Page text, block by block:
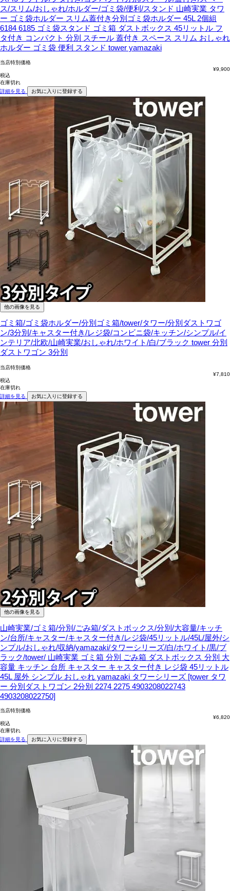
ス/スリム/おしゃれ/ホルダー/ゴミ袋/便利/スタンド 山崎実業 タワ
ー ゴミ袋ホルダー スリム蓋付き分別ゴミ袋ホルダー 45L 2個組
6184 6185 ゴミ袋スタンド ゴミ箱 ダストボックス 45リットル フ
タ付き コンパクト 分別 スチール 蓋付き スペース スリム おしゃれ
ホルダー ゴミ袋 便利 スタンド tower yamazaki
当店特別価格
¥9,900
税込
在庫切れ
詳細を見る
お気に入りに登録する
他の画像を見る
ゴミ箱/ゴミ袋ホルダー/分別ゴミ箱/tower/タワー/分別ダストワゴ
ン/3分別/キャスター付き/レジ袋/コンビニ袋/キッチン/シンプル/イ
ンテリア/北欧/山崎実業/おしゃれ/ホワイト/白/ブラック tower 分別
ダストワゴン 3分別
当店特別価格
¥7,810
税込
在庫切れ
詳細を見る
お気に入りに登録する
他の画像を見る
山崎実業/ゴミ箱/分別/ごみ箱/ダストボックス/分別/大容量/キッチ
ン/台所/キャスター/キャスター付き/レジ袋/45リットル/45L/屋外/シ
ンプル/おしゃれ/収納/yamazaki/タワーシリーズ/白/ホワイト/黒/ブ
ラック/tower/ 山崎実業 ゴミ箱 分別 ごみ箱 ダストボックス 分別 大
容量 キッチン 台所 キャスター キャスター付き レジ袋 45リットル
45L 屋外 シンプル おしゃれ yamazaki タワーシリーズ [tower タワ
ー 分別ダストワゴン 2分別 2274 2275 4903208022743
4903208022750]
当店特別価格
¥6,820
税込
在庫切れ
詳細を見る
お気に入りに登録する